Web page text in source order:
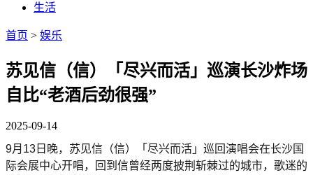
生活
首页 > 娱乐
苏见信（信）「尽兴而活」巡演长沙炸场
自比“老酒后劲很强”
2025-09-14
9月13日晚，苏见信（信）「尽兴而活」巡回演唱会在长沙国
际会展中心开唱，回到信曾经两度披荆斩棘过的城市，歌迷的